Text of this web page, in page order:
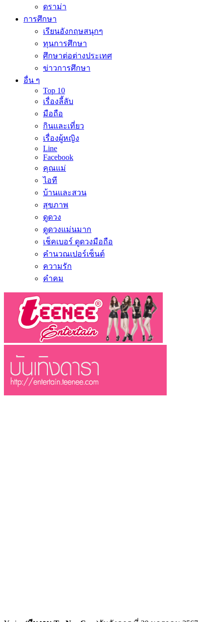
ดราม่า
การศึกษา
เรียนอังกฤษสนุกๆ
ทุนการศึกษา
ศึกษาต่อต่างประเทศ
ข่าวการศึกษา
อื่น ๆ
Top 10
เรื่องลี้ลับ
มือถือ
กินและเที่ยว
เรื่องผู้หญิง
Line
Facebook
คุณแม่
ไอที
บ้านและสวน
สุขภาพ
ดูดวง
ดูดวงแม่นมาก
เช็คเบอร์ ดูดวงมือถือ
คำนวณเปอร์เซ็นต์
ความรัก
คำคม